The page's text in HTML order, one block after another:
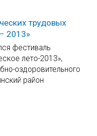
трудовых
2013»
фестиваль
лето-2013»,
оздоровительного
район